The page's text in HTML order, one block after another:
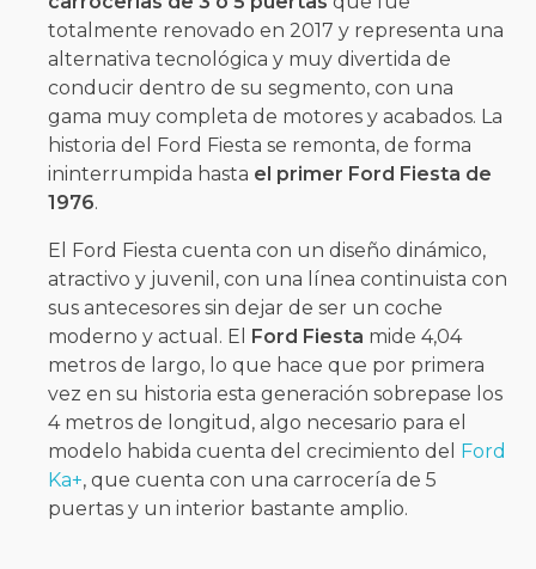
totalmente renovado en 2017 y representa una
alternativa tecnológica y muy divertida de
conducir dentro de su segmento, con una
gama muy completa de motores y acabados. La
historia del Ford Fiesta se remonta, de forma
ininterrumpida hasta el primer Ford Fiesta de
1976.
El Ford Fiesta cuenta con un diseño dinámico,
atractivo y juvenil, con una línea continuista con
sus antecesores sin dejar de ser un coche
moderno y actual. El Ford Fiesta mide 4,04
metros de largo, lo que hace que por primera
vez en su historia esta generación sobrepase los
4 metros de longitud, algo necesario para el
modelo habida cuenta del crecimiento del Ford
Ka+, que cuenta con una carrocería de 5
puertas y un interior bastante amplio.